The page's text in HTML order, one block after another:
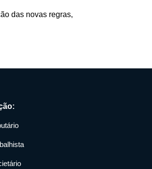
das novas regras,